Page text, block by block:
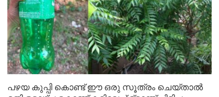
പഴയ കുപ്പി കൊണ്ട് ഈ ഒരു സൂത്രം ചെയ്താൽ